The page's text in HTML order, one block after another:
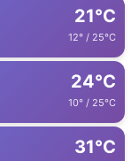
21°C
12° / 25°C
24°C
10° / 25°C
31°C